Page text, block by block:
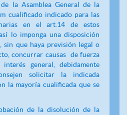
la Asamblea General de la
cualificado indicado para las
en el art.14 de estos
lo imponga una disposición
sin que haya previsión legal o
concurrar causas de fuerza
general, debidamente
solicitar la indicada
la mayoría cualificada que se
de la disolución de la